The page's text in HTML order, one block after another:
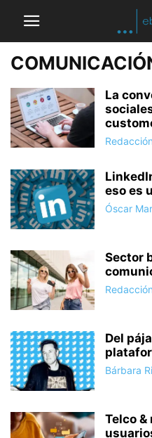
La
eso es
Óscar
Sector
Del
Bárbara
Telco &